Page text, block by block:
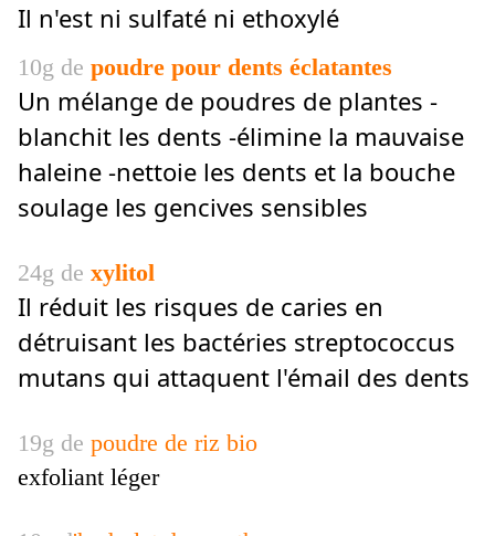
Il n'est ni sulfaté ni ethoxylé
10g de poudre pour dents éclatantes
Un mélange de poudres de plantes -
blanchit les dents -élimine la mauvaise
haleine -nettoie les dents et la bouche
soulage les gencives sensibles
24g de xylitol
Il réduit les risques de caries en
détruisant les bactéries streptococcus
mutans qui attaquent l'émail des dents
19g de poudre de riz bio
exfoliant léger